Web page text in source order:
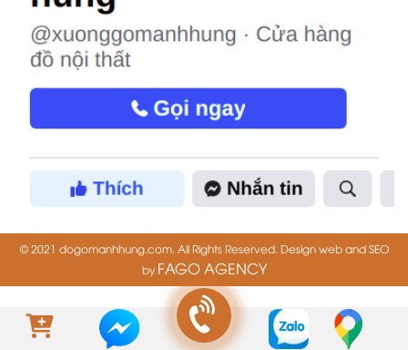
© 2021 dogomanhhung.com. All Rights Reserved. Design web and SEO
by FAGO AGENCY